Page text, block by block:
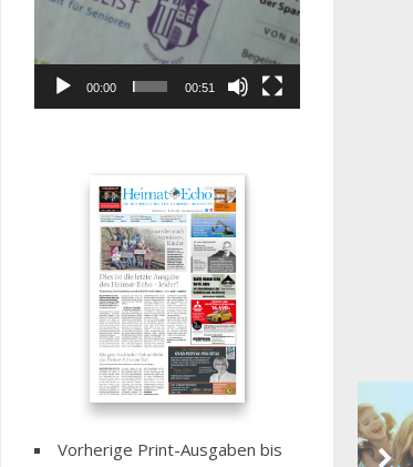
00:00 00:51
Vorherige Print-Ausgaben bis